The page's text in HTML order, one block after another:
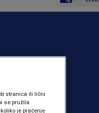
stranica ili lični
se pružila
je praćenje